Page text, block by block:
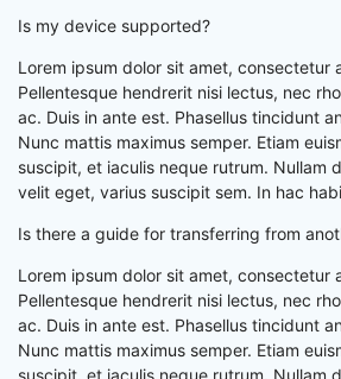
Is my device supported?
Lorem ipsum dolor sit amet, consectetur
Pellentesque hendrerit nisi lectus, nec
ac. Duis in ante est. Phasellus tincidunt
Nunc mattis maximus semper. Etiam
suscipit, et iaculis neque rutrum. Nullam
velit eget, varius suscipit sem. In hac
Is there a guide for transferring from
Lorem ipsum dolor sit amet, consectetur
Pellentesque hendrerit nisi lectus, nec
ac. Duis in ante est. Phasellus tincidunt
Nunc mattis maximus semper. Etiam